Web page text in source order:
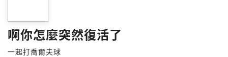
啊你怎麼突然復活了
一起打喬爾夫球